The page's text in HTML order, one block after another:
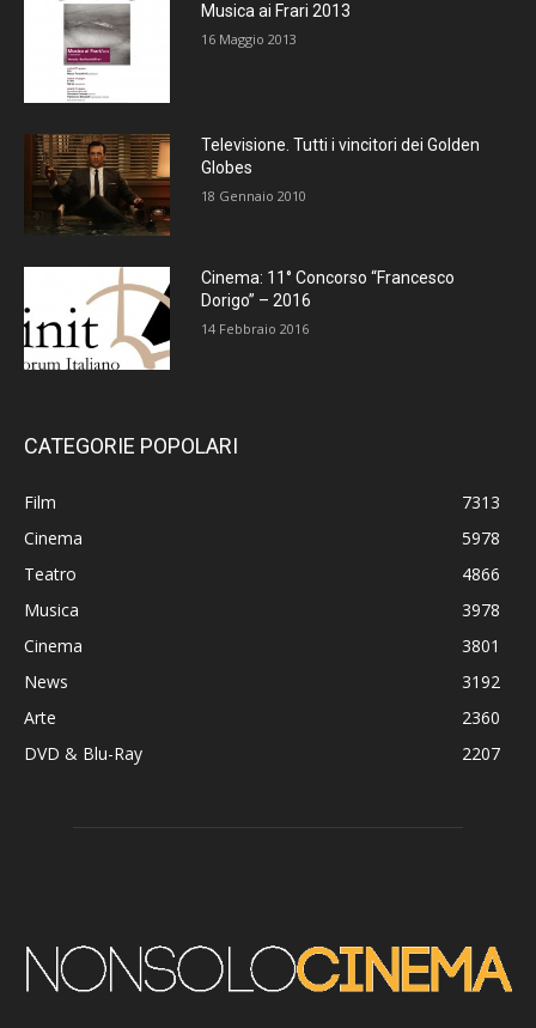
Musica ai Frari 2013
16 Maggio 2013
Televisione. Tutti i vincitori dei Golden
Globes
18 Gennaio 2010
Cinema: 11° Concorso “Francesco
Dorigo” – 2016
14 Febbraio 2016
CATEGORIE POPOLARI
Film
7313
Cinema
5978
Teatro
4866
Musica
3978
Cinema
3801
News
3192
Arte
2360
DVD & Blu-Ray
2207